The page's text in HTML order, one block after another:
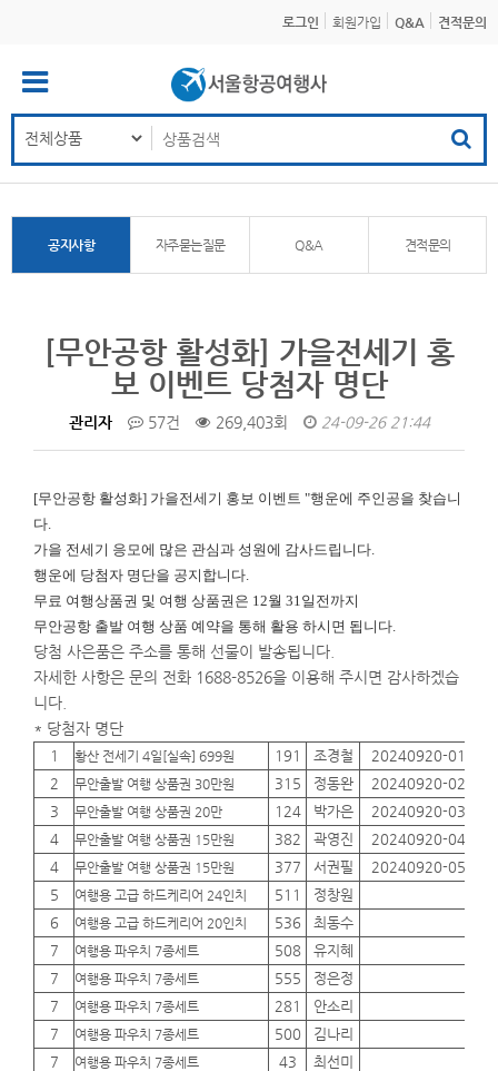
로그인 회원가입 Q&A 견적문의
공지사항 자주묻는질문 Q&A 견적문의
[무안공항 활성화] 가을전세기 홍
보 이벤트 당첨자 명단
관리자 57건 269,403회 24-09-26 21:44
[무안공항 활성화] 가을전세기 홍보 이벤트 "행운에 주인공을 찾습니
다.
가을 전세기 응모에 많은 관심과 성원에 감사드립니다.
행운에 당첨자 명단을 공지합니다.
무료 여행상품권 및 여행 상품권은 12월 31일전까지
무안공항 출발 여행 상품 예약을 통해 활용 하시면 됩니다.
당첨 사은품은 주소를 통해 선물이 발송됩니다.
자세한 사항은 문의 전화 1688-8526을 이용해 주시면 감사하겠습
니다.
* 당첨자 명단
1 황산 전세기 4일[실속] 699원 191 조경철 20240920-01
2
무안출발 여행 상품권 30만원 315 정동완 20240920-02
3
무안출발 여행 상품권 20만 124 박가은 20240920-03
4
무안출발 여행 상품권 15만원 382 곽영진 20240920-04
4
무안출발 여행 상품권 15만원 377 서권필 20240920-05
5
여행용 고급 하드케리어 24인치 511 정창원
6
여행용 고급 하드케리어 20인치 536 최동수
7
여행용 파우치 7종세트 508 유지혜
7
여행용 파우치 7종세트 555 정은정
7
여행용 파우치 7종세트 281 안소리
7
여행용 파우치 7종세트 500 김나리
7
여행용 파우치 7종세트 43 최선미